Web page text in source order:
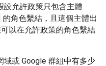
設允許政策只包含主體
的角色繫結，且這個主體出
以在允許政策的角色繫結
或 Google 群組中有多少